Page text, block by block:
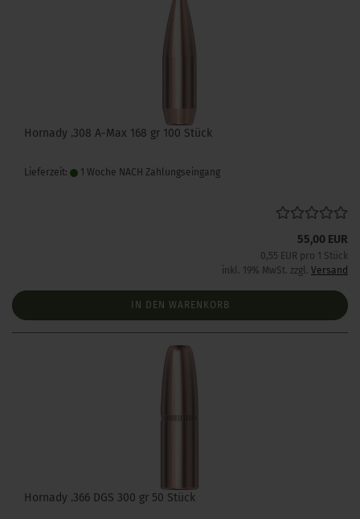
Hornady .308 A-Max 168 gr 100 Stück
Lieferzeit: 1 Woche NACH Zahlungseingang
55,00 EUR
0,55 EUR pro 1 Stück
inkl. 19% MwSt. zzgl. Versand
IN DEN WARENKORB
Hornady .366 DGS 300 gr 50 Stück